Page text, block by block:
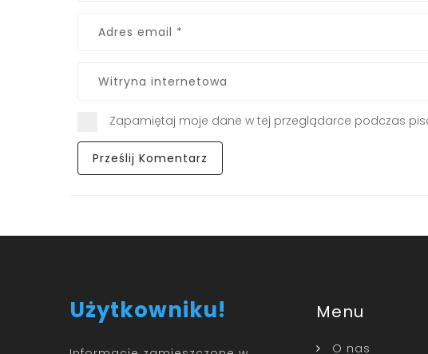
Zapamiętaj moje dane w tej przeglądarce podczas
Użytkowniku! Menu
O nas